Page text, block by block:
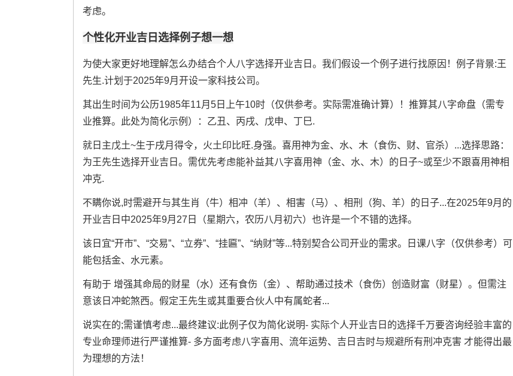
考虑。
个性化开业吉日选择例子想一想
为使大家更好地理解怎么办结合个人八字选择开业吉日。我们假设一个例子进行找原因！例子背景:王
先生.计划于2025年9月开设一家科技公司。
其出生时间为公历1985年11月5日上午10时（仅供参考。实际需准确计算）！推算其八字命盘（需专
业推算。此处为简化示例）：乙丑、丙戌、戊申、丁巳.
就日主戊土~生于戌月得令，火土印比旺.身强。喜用神为金、水、木（食伤、财、官杀）...选择思路：
为王先生选择开业吉日。需优先考虑能补益其八字喜用神（金、水、木）的日子~或至少不跟喜用神相
冲克.
不瞒你说,时需避开与其生肖（牛）相冲（羊）、相害（马）、相刑（狗、羊）的日子...在2025年9月的
开业吉日中2025年9月27日（星期六，农历八月初六）也许是一个不错的选择。
该日宜“开市”、“交易”、“立券”、“挂匾”、“纳财”等...特别契合公司开业的需求。日课八字（仅供参考）可
能包括金、水元素。
有助于 增强其命局的财星（水）还有食伤（金）、帮助通过技术（食伤）创造财富（财星）。但需注
意该日冲蛇煞西。假定王先生或其重要合伙人中有属蛇者...
说实在的;需谨慎考虑...最终建议:此例子仅为简化说明- 实际个人开业吉日的选择千万要咨询经验丰富的
专业命理师进行严谨推算- 多方面考虑八字喜用、流年运势、吉日吉时与规避所有刑冲克害 才能得出最
为理想的方法！